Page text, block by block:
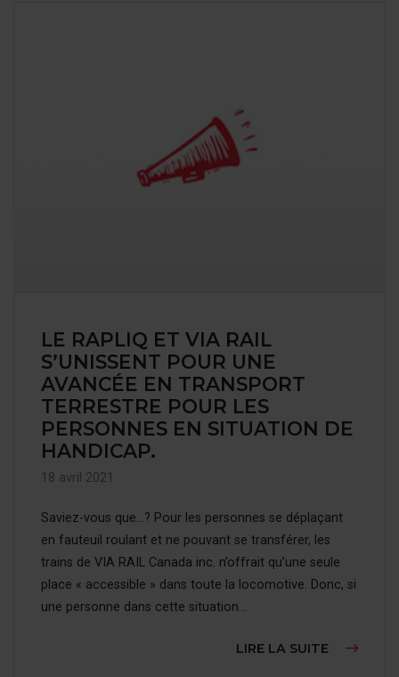
LE RAPLIQ ET VIA RAIL
S’UNISSENT POUR UNE
AVANCÉE EN TRANSPORT
TERRESTRE POUR LES
PERSONNES EN SITUATION DE
HANDICAP.
18 avril 2021
Saviez-vous que…? Pour les personnes se déplaçant
en fauteuil roulant et ne pouvant se transférer, les
trains de VIA RAIL Canada inc. n’offrait qu’une seule
place « accessible » dans toute la locomotive. Donc, si
une personne dans cette situation...
LIRE LA SUITE À